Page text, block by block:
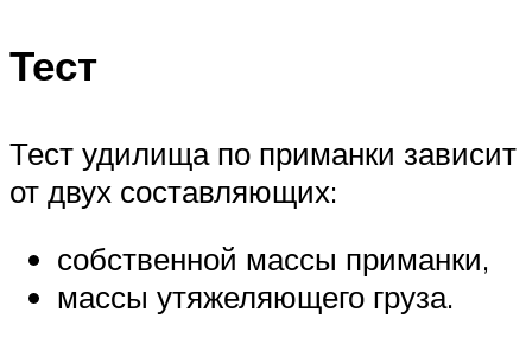
Тест
Тест удилища по приманки зависит
от двух составляющих:
собственной массы приманки,
массы утяжеляющего груза.